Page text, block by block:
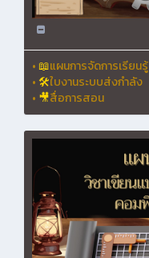
• 📖แผนการจัดการเรียนรู้
• 🛠ใบงานระบบส่งกำลัง
• 🎥สื่อการสอน